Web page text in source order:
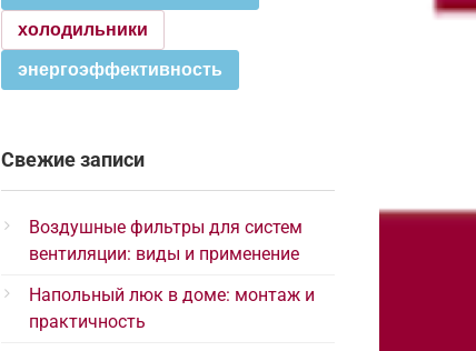
холодильники
энергоэффективность
Свежие записи
Воздушные фильтры для систем
вентиляции: виды и применение
Напольный люк в доме: монтаж и
практичность